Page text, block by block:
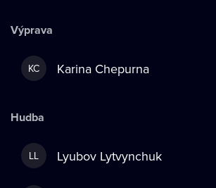
Výprava
KC Karina Chepurna
Hudba
LL Lyubov Lytvynchuk